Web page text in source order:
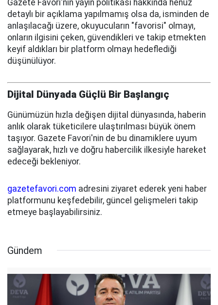
Gazete Favori'nin yayın politikası hakkında henüz
detaylı bir açıklama yapılmamış olsa da, isminden de
anlaşılacağı üzere, okuyucuların "favorisi" olmayı,
onların ilgisini çeken, güvendikleri ve takip etmekten
keyif aldıkları bir platform olmayı hedeflediği
düşünülüyor.
Dijital Dünyada Güçlü Bir Başlangıç
Günümüzün hızla değişen dijital dünyasında, haberin
anlık olarak tüketicilere ulaştırılması büyük önem
taşıyor. Gazete Favori'nin de bu dinamiklere uyum
sağlayarak, hızlı ve doğru habercilik ilkesiyle hareket
edeceği bekleniyor.
gazetefavori.com adresini ziyaret ederek yeni haber
platformunu keşfedebilir, güncel gelişmeleri takip
etmeye başlayabilirsiniz.
Gündem